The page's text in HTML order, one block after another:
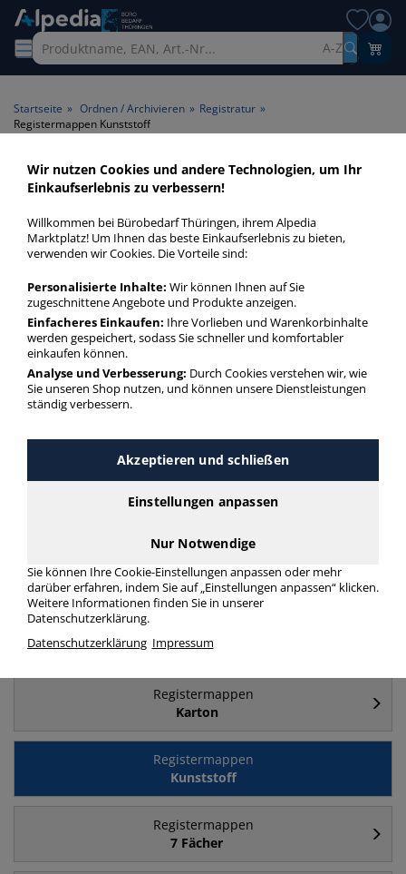
A-Z
Startseite » Ordnen / Archivieren » Registratur »
Registermappen Kunststoff
Registermappen Kunststoff >
Material Kunststoff
Registermappen Kunststoff in bester Qualität zum günstigen
unserer Filter-Funktion.
Registermappen Kunststoff
mehr Infos zur Kategorie
Registermappen
Registermappen
A4
12 Fächer
Registermappen
Karton
Registermappen
Kunststoff
Registermappen
7 Fächer
Wir nutzen Cookies und andere Technologien, um Ihr
Einkaufserlebnis zu verbessern!
Willkommen bei Bürobedarf Thüringen, ihrem Alpedia
Marktplatz! Um Ihnen das beste Einkaufserlebnis zu bieten,
verwenden wir Cookies. Die Vorteile sind:
Personalisierte Inhalte: Wir können Ihnen auf Sie
zugeschnittene Angebote und Produkte anzeigen.
Einfacheres Einkaufen: Ihre Vorlieben und Warenkorbinhalte
werden gespeichert, sodass Sie schneller und komfortabler
einkaufen können.
Analyse und Verbesserung: Durch Cookies verstehen wir, wie
Sie unseren Shop nutzen, und können unsere Dienstleistungen
ständig verbessern.
Akzeptieren und schließen
Einstellungen anpassen
Nur Notwendige
Sie können Ihre Cookie-Einstellungen anpassen oder mehr
darüber erfahren, indem Sie auf „Einstellungen anpassen“ klicken.
Weitere Informationen finden Sie in unserer
Datenschutzerklärung.
Datenschutzerklärung Impressum